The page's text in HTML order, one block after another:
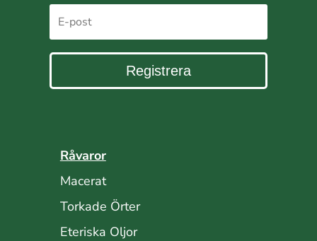
Registrera
Råvaror
Macerat
Torkade Örter
Eteriska Oljor